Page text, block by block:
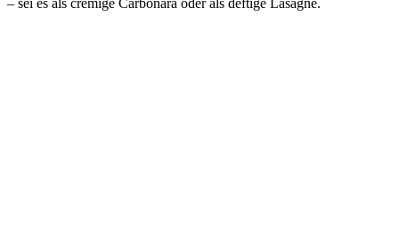
– sei es als cremige Carbonara oder als deftige Lasagne.